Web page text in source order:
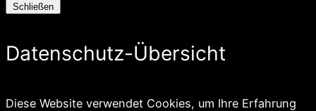
Schließen
Datenschutz-Übersicht
Diese Website verwendet Cookies, um Ihre Erfahrung